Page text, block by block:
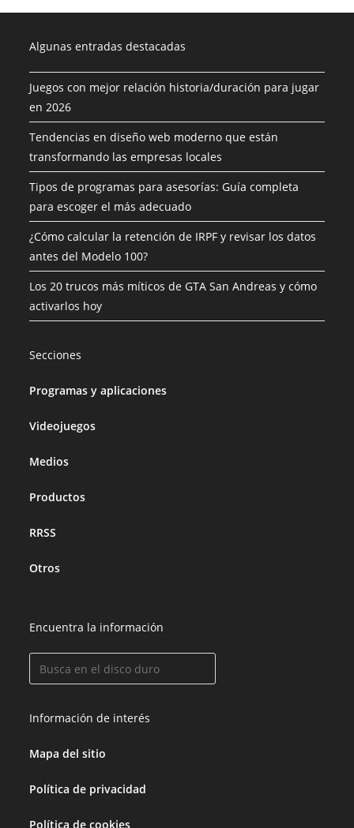
Algunas entradas destacadas
Juegos con mejor relación historia/duración para jugar
en 2026
Tendencias en diseño web moderno que están
transformando las empresas locales
Tipos de programas para asesorías: Guía completa
para escoger el más adecuado
¿Cómo calcular la retención de IRPF y revisar los datos
antes del Modelo 100?
Los 20 trucos más míticos de GTA San Andreas y cómo
activarlos hoy
Secciones
Programas y aplicaciones
Videojuegos
Medios
Productos
RRSS
Otros
Encuentra la información
Información de interés
Mapa del sitio
Política de privacidad
Política de cookies